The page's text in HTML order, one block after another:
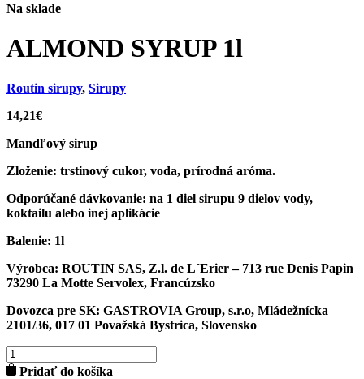
Na sklade
ALMOND SYRUP 1l
Routin sirupy, Sirupy
14,21€
Mandľový sirup
Zloženie: trstinový cukor, voda, prírodná aróma.
Odporúčané dávkovanie: na 1 diel sirupu 9 dielov vody,
koktailu alebo inej aplikácie
Balenie: 1l
Výrobca: ROUTIN SAS, Z.l. de L´Erier – 713 rue Denis Papin
73290 La Motte Servolex, Francúzsko
Dovozca pre SK: GASTROVIA Group, s.r.o, Mládežnícka
2101/36, 017 01 Považská Bystrica, Slovensko
množstvo
ALMOND
Pridať do košíka